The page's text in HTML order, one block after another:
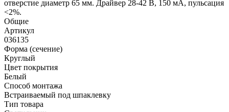
отверстие диаметр 65 мм. Драйвер 28-42 В, 150 мА, пульсация
<2%.
Общие
Артикул
036135
Форма (сечение)
Круглый
Цвет покрытия
Белый
Способ монтажа
Встраиваемый под шпаклевку
Тип товара